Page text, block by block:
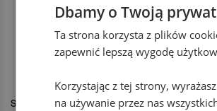
STREFA EKSPERTA
Dbamy o Twoją
Ta strona korzysta z plików
zapewnić lepszą wygodę
Korzystając z tej strony,
na używanie przez nas